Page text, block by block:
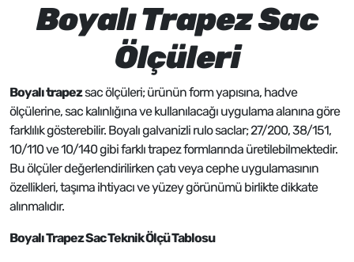
Boyalı Trapez Sac
Ölçüleri
Boyalı trapezsac ölçüleri; ürünün form yapısına, hadve
ölçülerine, sac kalınlığına ve kullanılacağı uygulama alanına göre
farklılık gösterebilir. Boyalı galvanizli rulo saclar; 27/200, 38/151,
10/110 ve 10/140 gibi farklı trapez formlarında üretilebilmektedir.
Bu ölçüler değerlendirilirken çatı veya cephe uygulamasının
özellikleri, taşıma ihtiyacı ve yüzey görünümü birlikte dikkate
alınmalıdır.
Boyalı Trapez Sac Teknik Ölçü Tablosu